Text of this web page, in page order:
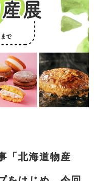
「北海道物産